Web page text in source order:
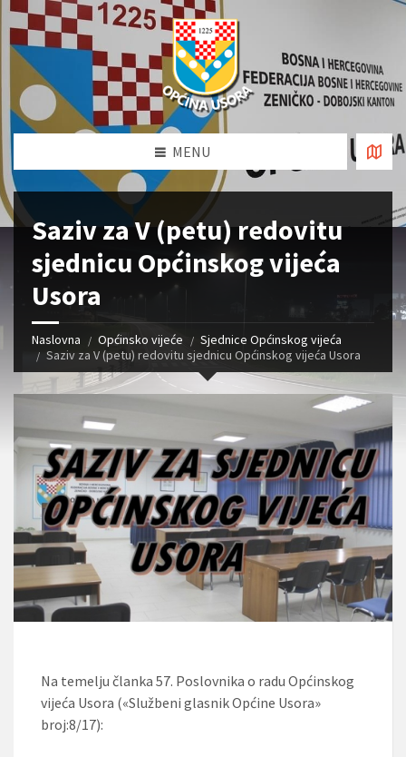
MENU
Saziv za V (petu) redovitu
sjednicu Općinskog vijeća
Usora
Naslovna Općinsko vijeće
Sjednice Općinskog vijeća
Saziv za V (petu) redovitu sjednicu Općinskog vijeća Usora
Na temelju članka 57. Poslovnika o radu Općinskog
vijeća Usora («Službeni glasnik Općine Usora»
broj:8/17):